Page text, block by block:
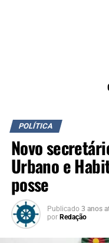
POLÍTICA
Novo
Urbano e
posse
Publicado 3 anos
por Redação